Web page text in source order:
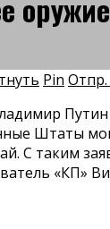
оружие
Pin Отпр.
Путин
Штаты
С таким
«КП»